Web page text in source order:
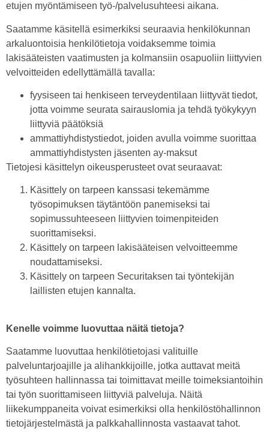
etujen myöntämiseen työ-/palvelusuhteesi aikana.
Saatamme käsitellä esimerkiksi seuraavia henkilökunnan
arkaluontoisia henkilötietoja voidaksemme toimia
lakisääteisten vaatimusten ja kolmansiin osapuoliin liittyvien
velvoitteiden edellyttämällä tavalla:
fyysiseen tai henkiseen terveydentilaan liittyvät tiedot,
jotta voimme seurata sairauslomia ja tehdä työkykyyn
liittyviä päätöksiä
ammattiyhdistystiedot, joiden avulla voimme suorittaa
ammattiyhdistysten jäsenten ay-maksut
Tietojesi käsittelyn oikeusperusteet ovat seuraavat:
Käsittely on tarpeen kanssasi tekemämme
työsopimuksen täytäntöön panemiseksi tai
sopimussuhteeseen liittyvien toimenpiteiden
suorittamiseksi.
Käsittely on tarpeen lakisääteisen velvoitteemme
noudattamiseksi.
Käsittely on tarpeen Securitaksen tai työntekijän
laillisten etujen kannalta.
Kenelle voimme luovuttaa näitä tietoja?
Saatamme luovuttaa henkilötietojasi valituille
palveluntarjoajille ja alihankkijoille, jotka auttavat meitä
työsuhteen hallinnassa tai toimittavat meille toimeksiantoihin
tai työn suorittamiseen liittyviä palveluja. Näitä
liikekumppaneita voivat esimerkiksi olla henkilöstöhallinnon
tietojärjestelmästä ja palkkahallinnosta vastaavat tahot.